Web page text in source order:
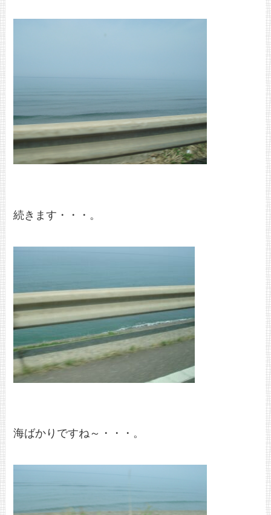
続きます・・・。
海ばかりですね～・・・。